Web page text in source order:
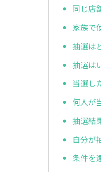
同じ店
家族で
抽選は
抽選は
当選し
何人が
抽選結
自分が
条件を